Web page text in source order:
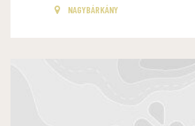
NAGYBÁRKÁNY